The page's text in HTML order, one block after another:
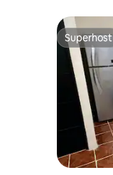
Superhost
Superhost